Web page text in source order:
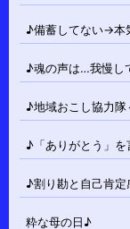
♪備蓄してない→本
♪魂の声は…我慢し
♪地域おこし協力
♪「ありがとう」を
♪割り勘と自己肯
粋な母の日♪